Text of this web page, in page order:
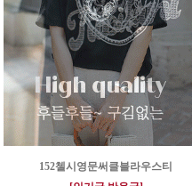
152첼시영문써클블라우스티